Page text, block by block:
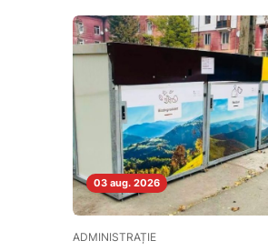
03 aug. 2026
ADMINISTRAȚIE